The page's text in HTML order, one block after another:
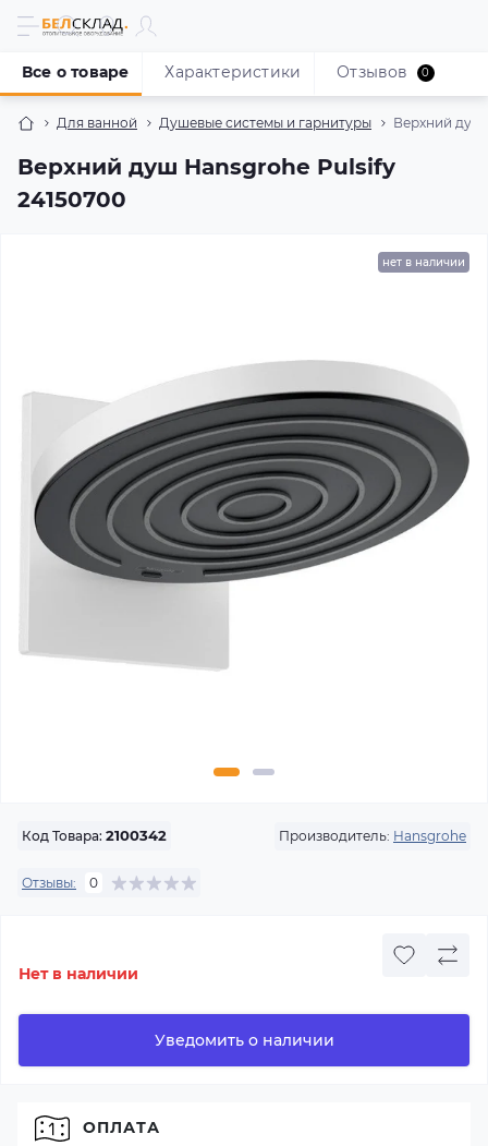
Для ванной Душевые системы и гарнитуры Верхний душ
Верхний душ Hansgrohe Pulsify
24150700
Все о товаре Характеристики Отзывов 0
нет в наличии
Код Товара: 2100342 Производитель: Hansgrohe
Отзывы: 0
Нет в наличии
Уведомить о наличии
ОПЛАТА